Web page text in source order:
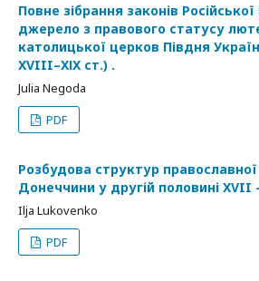
Повне зібрання законів Російської
джерело з правового статусу
католицької церков Півдня
XVIII–XІX ст.) .
Julia Negoda
PDF
Розбудова структур
Донеччини у другій половині XVII
Ilja Lukovenko
PDF